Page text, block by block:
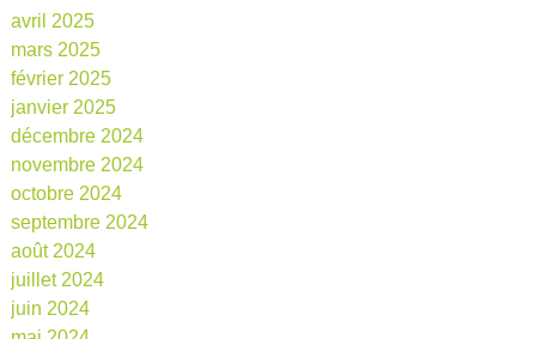
avril 2025
mars 2025
février 2025
janvier 2025
décembre 2024
novembre 2024
octobre 2024
septembre 2024
août 2024
juillet 2024
juin 2024